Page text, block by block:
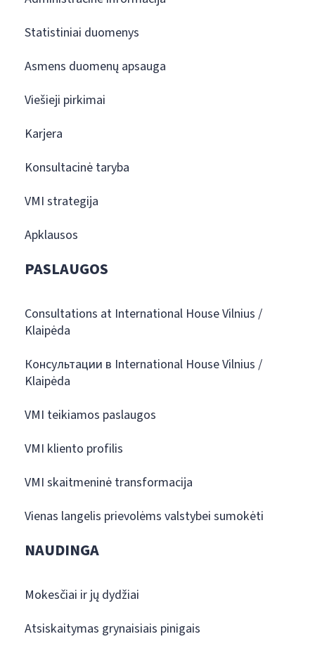
Statistiniai duomenys
Asmens duomenų apsauga
Viešieji pirkimai
Karjera
Konsultacinė taryba
VMI strategija
Apklausos
PASLAUGOS
Consultations at International House Vilnius /
Klaipėda
Консультации в International House Vilnius /
Klaipėda
VMI teikiamos paslaugos
VMI kliento profilis
VMI skaitmeninė transformacija
Vienas langelis prievolėms valstybei sumokėti
NAUDINGA
Mokesčiai ir jų dydžiai
Atsiskaitymas grynaisiais pinigais